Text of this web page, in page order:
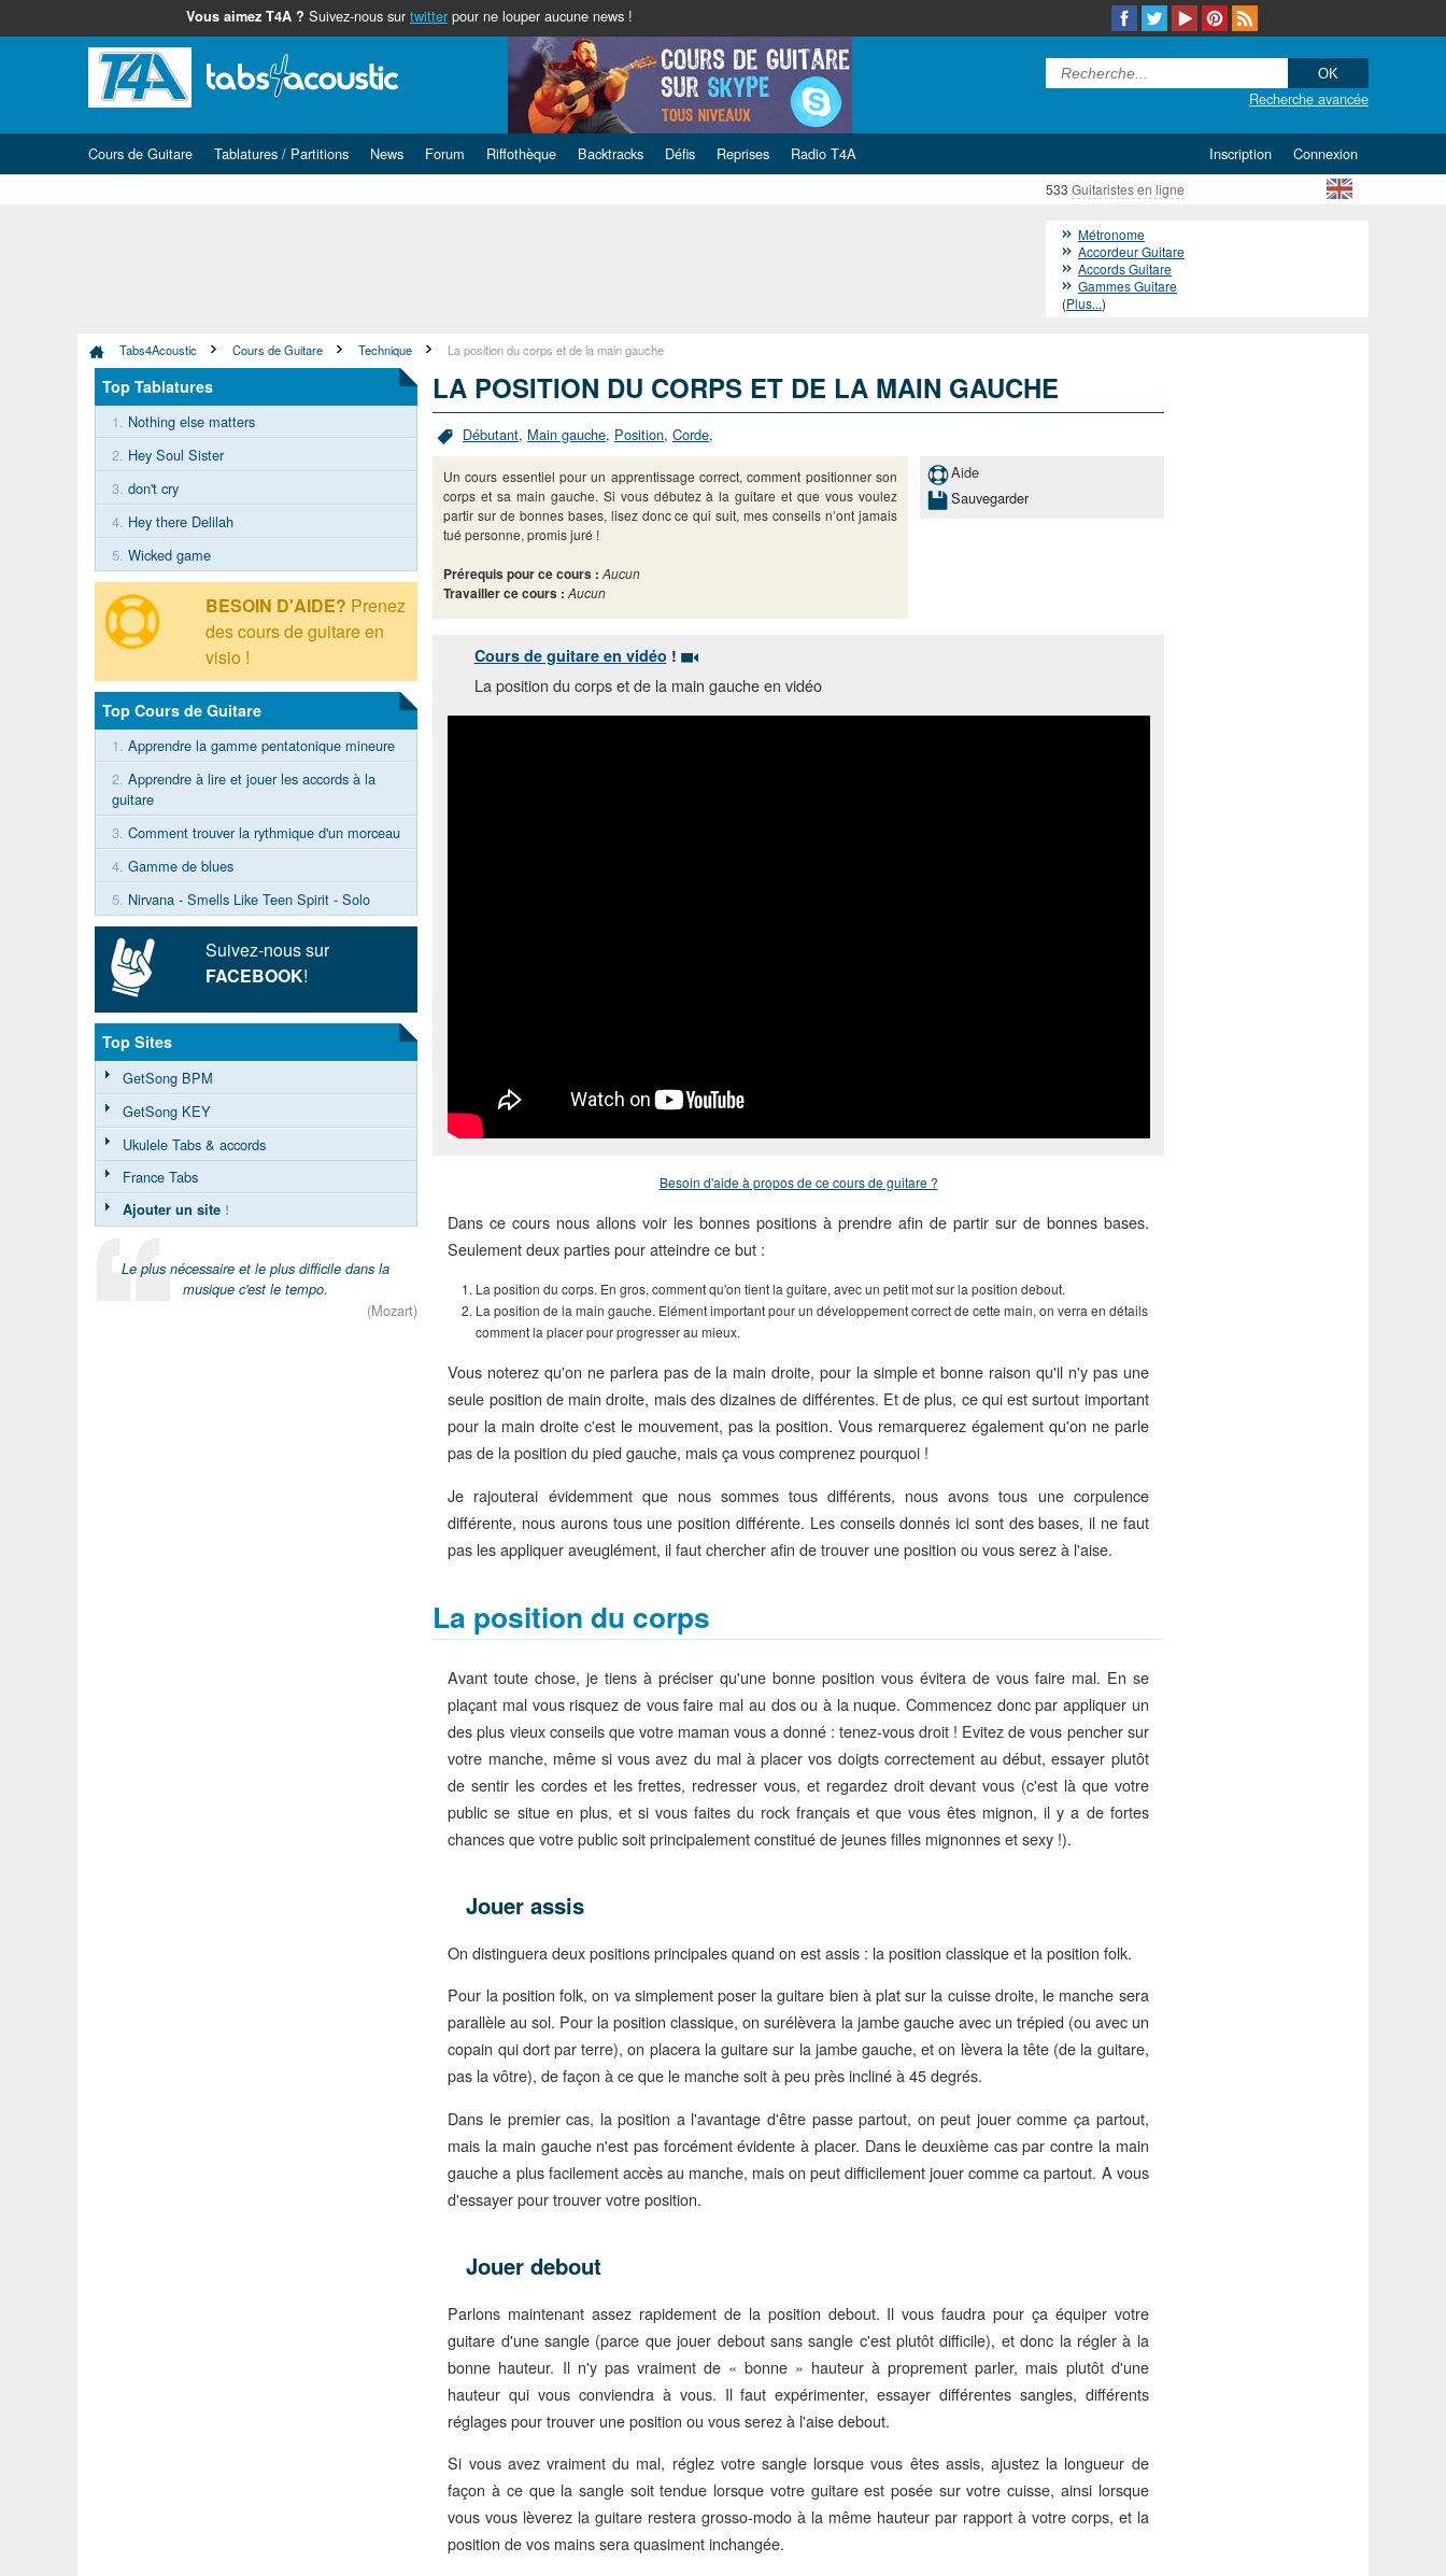
Vous aimez T4A ? Suivez-nous sur twitterpour ne louper aucune news !
Recherche avancée
Cours de Guitare Tablatures / Partitions News Forum Riffothèque Backtracks Défis Reprises Radio T4A Connexion
Inscription
533 Guitaristes en ligne
Métronome
Accordeur Guitare
Accords Guitare
Gammes Guitare
(Plus...)
Tabs4Acoustic Cours de Guitare Technique La position du corps et de la main gauche
LA POSITION DU CORPS ET DE LA MAIN GAUCHE
Débutant, Main gauche, Position, Corde,
Aide
Sauvegarder
Un cours essentiel pour un apprentissage correct, comment positionner son
corps et sa main gauche. Si vous débutez à la guitare et que vous voulez
partir sur de bonnes bases, lisez donc ce qui suit, mes conseils n’ont jamais
tué personne, promis juré !
Prérequis pour ce cours : Aucun
Travailler ce cours : Aucun
Cours de guitare en vidéo!
La position du corps et de la main gauche en vidéo
Besoin d'aide à propos de ce cours de guitare ?
Dans ce cours nous allons voir les bonnes positions à prendre afin de partir sur de bonnes bases.
Seulement deux parties pour atteindre ce but :
La position du corps. En gros, comment qu'on tient la guitare, avec un petit mot sur la position debout.
La position de la main gauche. Elément important pour un développement correct de cette main, on verra en détails
comment la placer pour progresser au mieux.
Vous noterez qu'on ne parlera pas de la main droite, pour la simple et bonne raison qu'il n'y pas une
seule position de main droite, mais des dizaines de différentes. Et de plus, ce qui est surtout important
pour la main droite c'est le mouvement, pas la position. Vous remarquerez également qu'on ne parle
pas de la position du pied gauche, mais ça vous comprenez pourquoi !
Je rajouterai évidemment que nous sommes tous différents, nous avons tous une corpulence
différente, nous aurons tous une position différente. Les conseils donnés ici sont des bases, il ne faut
pas les appliquer aveuglément, il faut chercher afin de trouver une position ou vous serez à l'aise.
La position du corps
Avant toute chose, je tiens à préciser qu'une bonne position vous évitera de vous faire mal. En se
plaçant mal vous risquez de vous faire mal au dos ou à la nuque. Commencez donc par appliquer un
des plus vieux conseils que votre maman vous a donné : tenez-vous droit ! Evitez de vous pencher sur
votre manche, même si vous avez du mal à placer vos doigts correctement au début, essayer plutôt
de sentir les cordes et les frettes, redresser vous, et regardez droit devant vous (c'est là que votre
public se situe en plus, et si vous faites du rock français et que vous êtes mignon, il y a de fortes
chances que votre public soit principalement constitué de jeunes filles mignonnes et sexy !).
Jouer assis
On distinguera deux positions principales quand on est assis : la position classique et la position folk.
Pour la position folk, on va simplement poser la guitare bien à plat sur la cuisse droite, le manche sera
parallèle au sol. Pour la position classique, on surélèvera la jambe gauche avec un trépied (ou avec un
copain qui dort par terre), on placera la guitare sur la jambe gauche, et on lèvera la tête (de la guitare,
pas la vôtre), de façon à ce que le manche soit à peu près incliné à 45 degrés.
Dans le premier cas, la position a l'avantage d'être passe partout, on peut jouer comme ça partout,
mais la main gauche n'est pas forcément évidente à placer. Dans le deuxième cas par contre la main
gauche a plus facilement accès au manche, mais on peut difficilement jouer comme ca partout. A vous
d'essayer pour trouver votre position.
Jouer debout
Parlons maintenant assez rapidement de la position debout. Il vous faudra pour ça équiper votre
guitare d'une sangle (parce que jouer debout sans sangle c'est plutôt difficile), et donc la régler à la
bonne hauteur. Il n'y pas vraiment de « bonne » hauteur à proprement parler, mais plutôt d'une
hauteur qui vous conviendra à vous. Il faut expérimenter, essayer différentes sangles, différents
réglages pour trouver une position ou vous serez à l'aise debout.
Si vous avez vraiment du mal, réglez votre sangle lorsque vous êtes assis, ajustez la longueur de
façon à ce que la sangle soit tendue lorsque votre guitare est posée sur votre cuisse, ainsi lorsque
vous vous lèverez la guitare restera grosso-modo à la même hauteur par rapport à votre corps, et la
position de vos mains sera quasiment inchangée.
Top Tablatures
1. Nothing else matters
2. Hey Soul Sister
3. don't cry
4. Hey there Delilah
5. Wicked game
BESOIN D'AIDE? Prenez
des cours de guitare en
visio !
Top Cours de Guitare
1. Apprendre la gamme pentatonique mineure
2. Apprendre à lire et jouer les accords à la
guitare
3. Comment trouver la rythmique d'un morceau
4. Gamme de blues
5. Nirvana - Smells Like Teen Spirit - Solo
Suivez-nous sur
FACEBOOK!
Top Sites
GetSong BPM
GetSong KEY
Ukulele Tabs & accords
France Tabs
Ajouter un site!
Le plus nécessaire et le plus difficile dans la
musique c'est le tempo.
(Mozart)